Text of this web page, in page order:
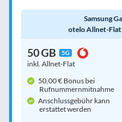
Samsung
otelo Allnet-Flat
50 GB 5G
inkl. Allnet-Flat
50,00 € Bonus bei
Rufnummern­mitnahme
Anschlussgebühr kann
erstattet werden